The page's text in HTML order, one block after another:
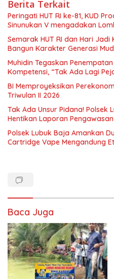
Berita Terkait
Peringati HUT RI ke-81, KUD
Sinunukan V mengadakan
Semarak HUT RI dan Hari
Bangun Karakter Generasi
Muhidin Tegaskan
Kompetensi, “Tak Ada Lagi
BI Memproyeksikan
Triwulan II 2026
Tak Ada Unsur Pidana! Polsek
Hentikan Laporan
Polsek Lubuk Baja Amankan
Cartridge Vape Mengandung
Baca Juga